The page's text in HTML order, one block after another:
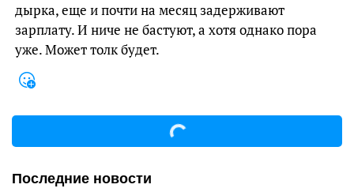
дырка, еще и почти на месяц задерживают
зарплату. И ниче не бастуют, а хотя однако пора
уже. Может толк будет.
Последние новости